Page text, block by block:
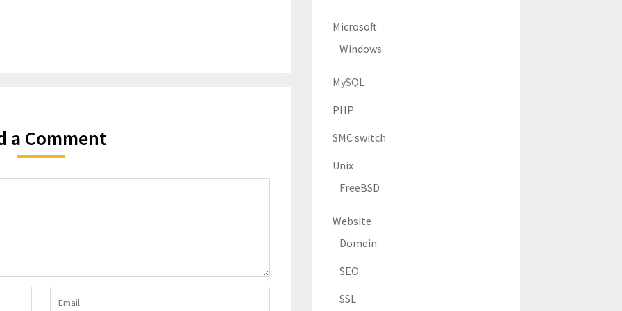
a Comment
Microsoft
Windows
MySQL
PHP
SMC switch
Unix
FreeBSD
Website
Domein
SEO
SSL